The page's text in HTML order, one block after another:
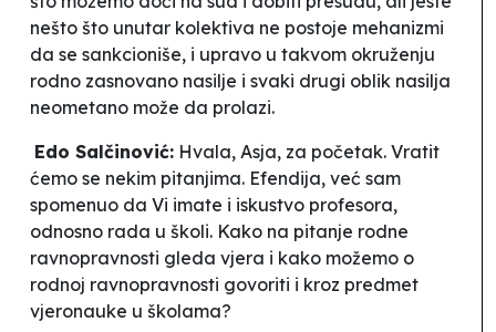
nešto što unutar kolektiva ne postoje mehanizmi
da se sankcioniše, i upravo u takvom okruženju
rodno zasnovano nasilje i svaki drugi oblik nasilja
neometano može da prolazi.
Edo Salčinović: Hvala, Asja, za početak. Vratit
ćemo se nekim pitanjima. Efendija, već sam
spomenuo da Vi imate i iskustvo profesora,
odnosno rada u školi. Kako na pitanje rodne
ravnopravnosti gleda vjera i kako možemo o
rodnoj ravnopravnosti govoriti i kroz predmet
vjeronauke u školama?